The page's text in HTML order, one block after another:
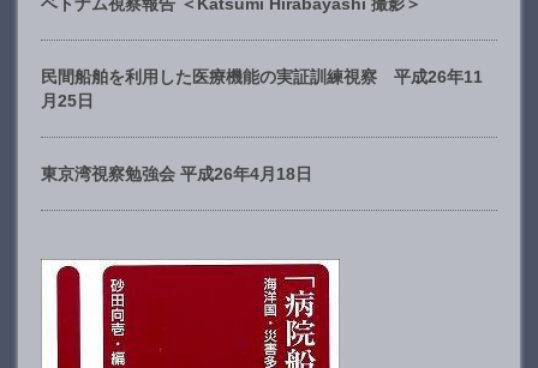
民間船舶を利用した医療機能の実証訓練視察 平成26年11
月25日
東京湾視察勉強会 平成26年4月18日